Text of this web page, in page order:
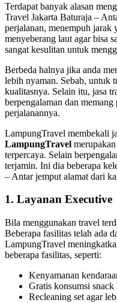
Terdapat banyak alasan
Travel Jakarta Baturaja –
perjalanan, menempuh jarak
menyeberang laut agar bisa
sangat kesulitan untuk
Berbeda halnya jika anda
lebih nyaman. Sebab, untuk
kualitasnya. Selain itu, jasa
berpengalaman dan
perjalanannya.
LampungTravel membekali
LampungTravel
terpercaya. Selain
terjamin. Ini dia beberapa
– Antar jemput alamat dari
1. Layanan Executive
Bila menggunakan travel
Beberapa fasilitas telah ada
LampungTravel
beberapa fasilitas, seperti:
Kenyamanan
Gratis konsumsi snack
Recleaning set agar